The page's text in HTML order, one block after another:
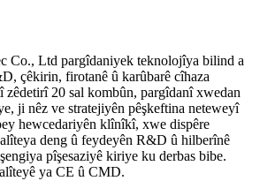
Co., Ltd pargîdaniyek teknolojîya bilind a
çêkirin, firotanê û karûbarê cîhaza
20 sal kombûn, pargîdanî xwedan
ji nêz ve stratejiyên pêşkeftina neteweyî
hewcedariyên klînîkî, xwe dispêre
deng û feydeyên R&D û hilberînê
pîşesaziyê kiriye ku derbas bibe.
ya CE û CMD.